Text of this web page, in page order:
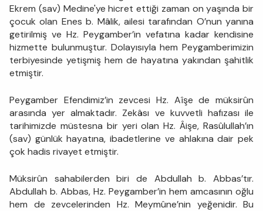
Ekrem (sav) Medine'ye hicret ettiği zaman on yaşında bir
çocuk olan Enes b. Mâlik, ailesi tarafından O’nun yanına
getirilmiş ve Hz. Peygamber’in vefatına kadar kendisine
hizmette bulunmuştur. Dolayısıyla hem Peygamberimizin
terbiyesinde yetişmiş hem de hayatına yakından şahitlik
etmiştir.
Peygamber Efendimiz’in zevcesi Hz. Aîşe de müksirûn
arasında yer almaktadır. Zekâsı ve kuvvetli hafızası ile
tarihimizde müstesna bir yeri olan Hz. Âişe, Rasûlullah’ın
(sav) günlük hayatına, ibadetlerine ve ahlakına dair pek
çok hadis rivayet etmiştir.
Müksirûn sahabilerden biri de Abdullah b. Abbas’tır.
Abdullah b. Abbas, Hz. Peygamber’in hem amcasının oğlu
hem de zevcelerinden Hz. Meymûne’nin yeğenidir. Bu